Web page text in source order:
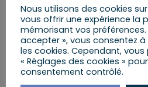
Permanence à
Mairie de
KURTZENHOUSE
Nous utilisons des cookies
vous offrir une expérience la
mémorisant vos préférences.
accepter », vous consentez à
les cookies. Cependant, vous
« Réglages des cookies »
consentement contrôlé.